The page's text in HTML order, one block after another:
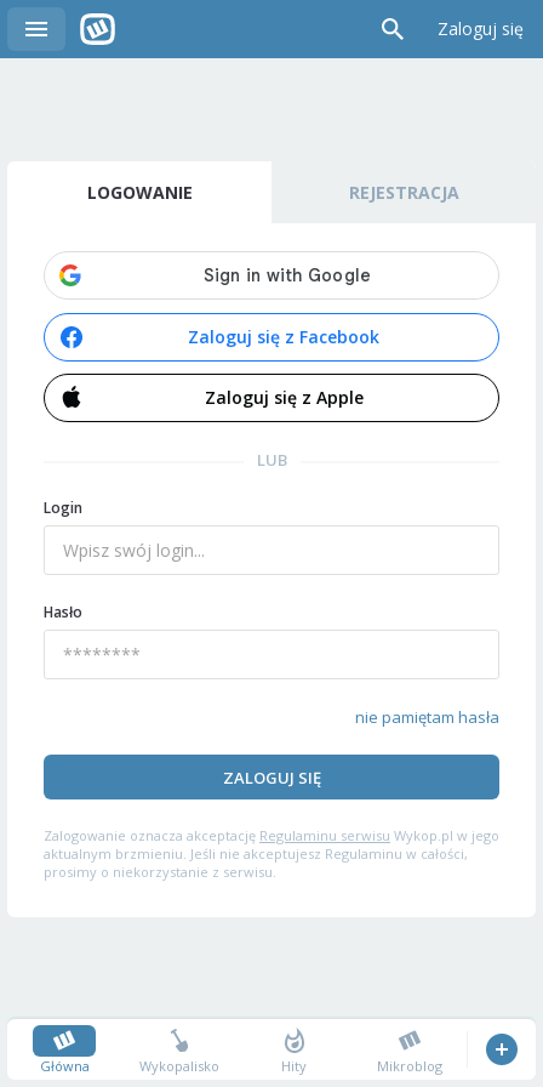
Zaloguj się
LOGOWANIE REJESTRACJA
Zaloguj się z Facebook
Zaloguj się z Apple
LUB
Login
Hasło
nie pamiętam hasła
ZALOGUJ SIĘ
Zalogowanie oznacza akceptację Regulaminu serwisu Wykop.pl w jego
aktualnym brzmieniu. Jeśli nie akceptujesz Regulaminu w całości,
prosimy o niekorzystanie z serwisu.
Główna Wykopalisko Hity Mikroblog